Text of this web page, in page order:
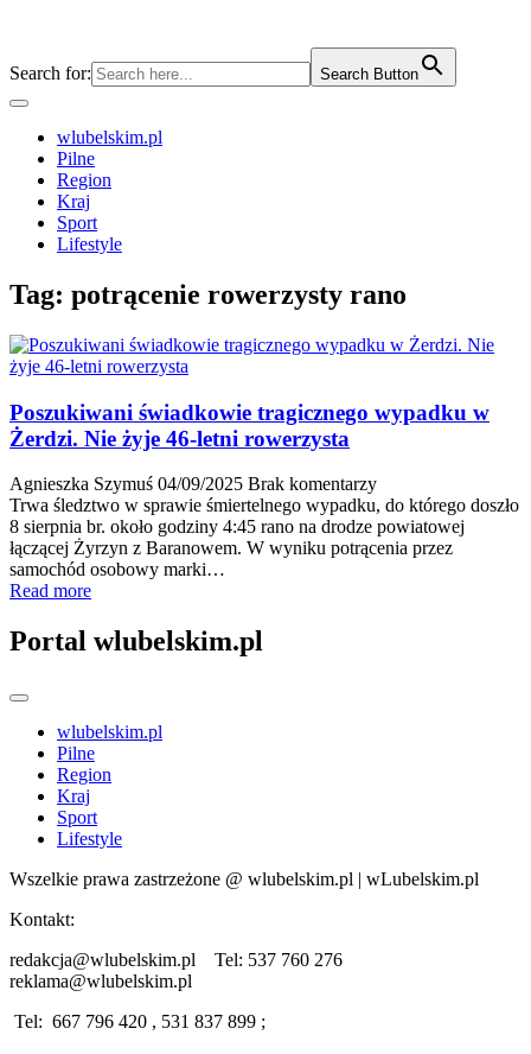
Search for: Search Button
wlubelskim.pl
Pilne
Region
Kraj
Sport
Lifestyle
Tag: potrącenie rowerzysty rano
Poszukiwani świadkowie tragicznego wypadku w
Żerdzi. Nie żyje 46-letni rowerzysta
Agnieszka Szymuś 04/09/2025 Brak komentarzy
Trwa śledztwo w sprawie śmiertelnego wypadku, do którego doszło
8 sierpnia br. około godziny 4:45 rano na drodze powiatowej
łączącej Żyrzyn z Baranowem. W wyniku potrącenia przez
samochód osobowy marki…
Read more
Portal wlubelskim.pl
wlubelskim.pl
Pilne
Region
Kraj
Sport
Lifestyle
Wszelkie prawa zastrzeżone @ wlubelskim.pl | wLubelskim.pl
Kontakt:
redakcja@wlubelskim.pl Tel: 537 760 276
reklama@wlubelskim.pl
Tel: 667 796 420 , 531 837 899 ;